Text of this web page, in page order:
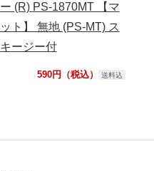
ー (R) PS-1870MT 【マ
ット】 無地 (PS-MT) ス
キージー付
590円（税込） 送料込